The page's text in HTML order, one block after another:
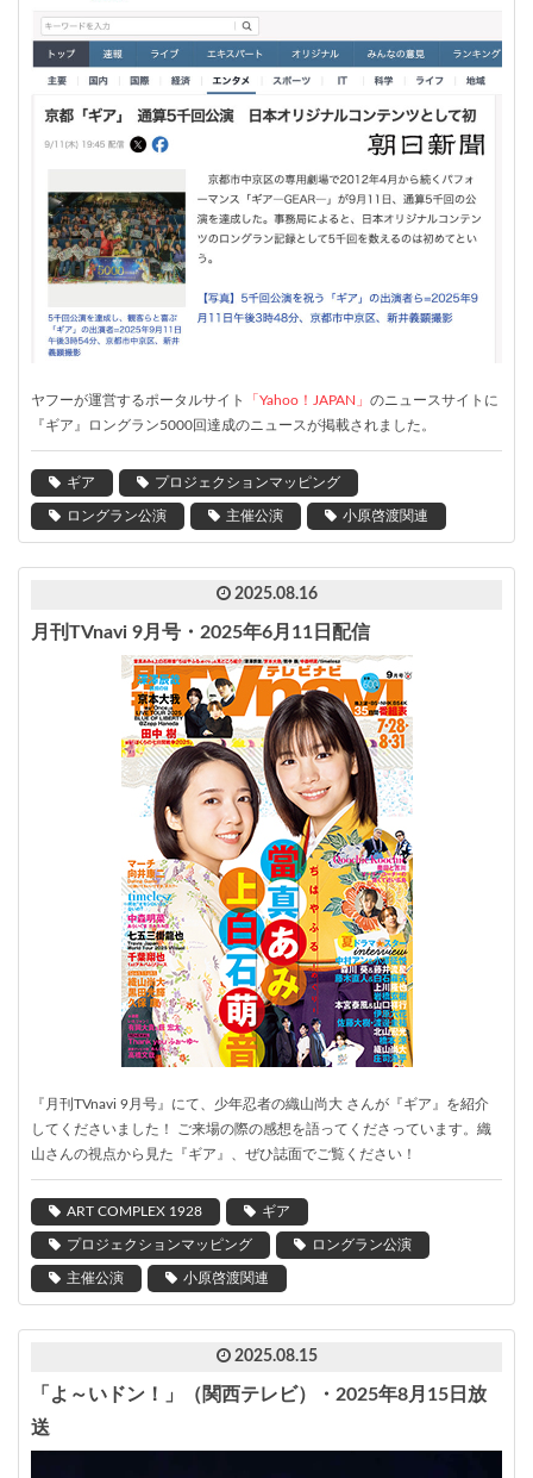
ヤフーが運営するポータルサイト 「Yahoo！JAPAN」 のニュースサイトに
『ギア』ロングラン5000回達成のニュースが掲載されました。
ギア プロジェクションマッピング
ロングラン公演 主催公演 小原啓渡関連
2025.08.16
月刊TVnavi 9月号・2025年6月11日配信
『 月刊 TVnavi 9月号』にて、 少年忍者の織山尚大 さんが『ギア 』を紹介
してくださいました！ ご来場の際の感想を語ってくださっています。織
山さんの視点から見た『ギア』、ぜひ誌面でご覧ください！
ART COMPLEX 1928 ギア
プロジェクションマッピング ロングラン公演
主催公演 小原啓渡関連
2025.08.15
「よ～いドン！」（関西テレビ）・2025年8月15日放
送